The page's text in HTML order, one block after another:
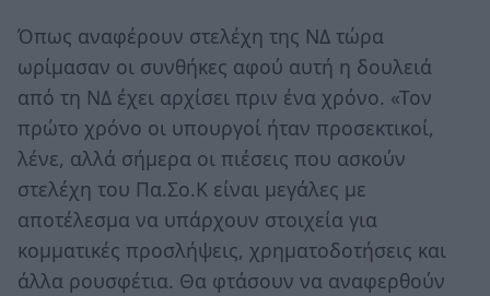
Όπως αναφέρουν στελέχη της ΝΔ τώρα
ωρίμασαν οι συνθήκες αφού αυτή η δουλειά
από τη ΝΔ έχει αρχίσει πριν ένα χρόνο. «Τον
πρώτο χρόνο οι υπουργοί ήταν προσεκτικοί,
λένε, αλλά σήμερα οι πιέσεις που ασκούν
στελέχη του Πα.Σο.Κ είναι μεγάλες με
αποτέλεσμα να υπάρχουν στοιχεία για
κομματικές προσλήψεις, χρηματοδοτήσεις και
άλλα ρουσφέτια. Θα φτάσουν να αναφερθούν